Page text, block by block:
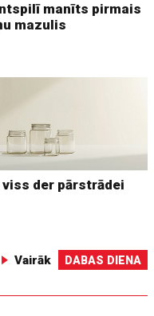
manīts pirmais
mazulis
viss der pārstrādei
Vairāk DABAS DIENA